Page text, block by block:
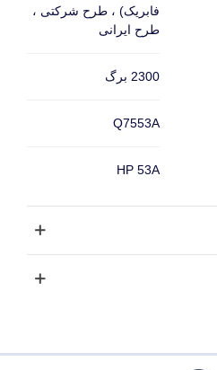
فابریک) ، طرح شرکتی ،
طرح ایرانی
2300 برگ
Q7553A
HP 53A